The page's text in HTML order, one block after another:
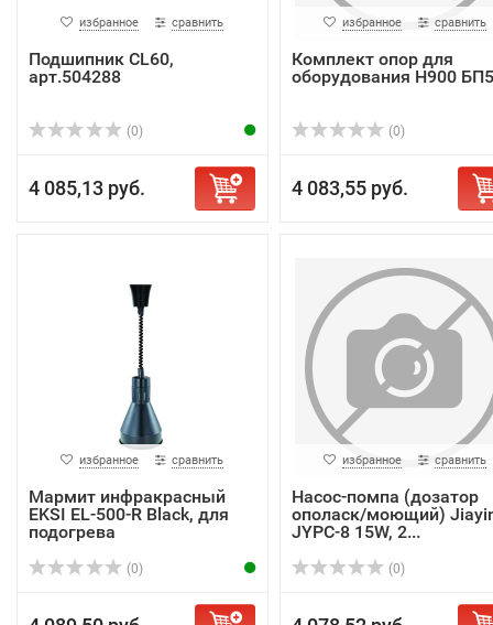
избранное сравнить
Подшипник CL60,
арт.504288
(0)
4 085,13 руб.
избранное сравнить
Комплект опор для
оборудования H900 БП5
(0)
4 083,55 руб.
избранное сравнить
Мармит инфракрасный
EKSI EL-500-R Black, для
подогрева
(0)
избранное сравнить
Насос-помпа (дозатор
ополаск/моющий)
JYPC-8 15W, 2...
(0)